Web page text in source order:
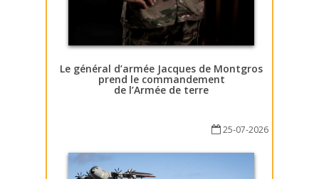
Le général d’armée Jacques de Montgros
prend le commandement
de l’Armée de terre
25-07-2026